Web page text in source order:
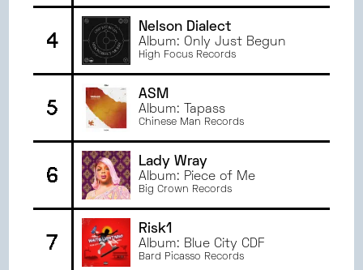
JANVIER2024
DÉCEMBRE 2023
NOVEMBRE
2023
OCTOBRE2023
SEPTEMBRE
2023
2023
AVRIL2023
MARS2023
FÉVRIER2023
JANVIER2023
2022
2022
4
Nelson Dialect
Album: Only Just Begun
High Focus Records
5
ASM
Album: Tapass
Chinese Man Records
6
Lady Wray
Album: Piece of Me
Big Crown Records
7
Risk1
Album: Blue City CDF
Bard Picasso Records